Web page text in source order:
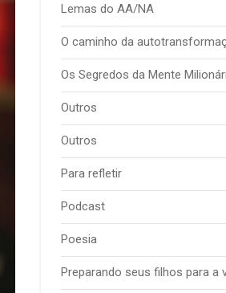
Lemas do AA/NA
O caminho da
Os Segredos da Mente
Outros
Outros
Para refletir
Podcast
Poesia
Preparando seus filhos para a